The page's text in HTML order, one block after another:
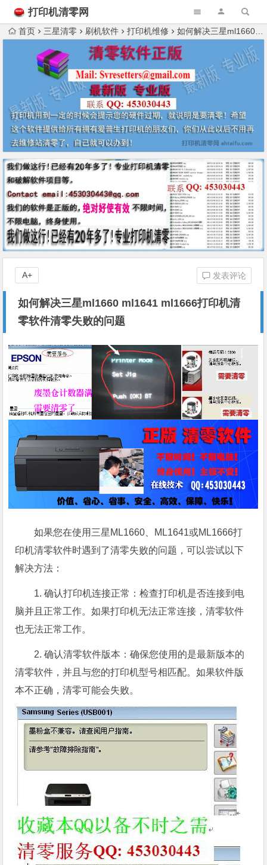
打印机清零网
首页 三星清零 刷机软件 打印机维修 如何解决三星ml1660 ml1641 ml1666打印机清零软件清零失败的问题
如何解决三星ml1660 ml1641 ml1666打印机清
零软件清零失败的问题
发表评论
A+
如果您在使用三星ML1660、ML1641或ML1666打
印机清零软件时遇到了清零失败的问题，可以尝试以下
解决方法：
1. 确认打印机连接正常：检查打印机是否连接到电
脑并且正常工作。如果打印机无法正常连接，清零软件
也无法正常工作。
2. 确认清零软件版本：确保您使用的是最新版本的
清零软件，并且与您的打印机型号相匹配。如果软件版
本不正确，清零可能会失败。